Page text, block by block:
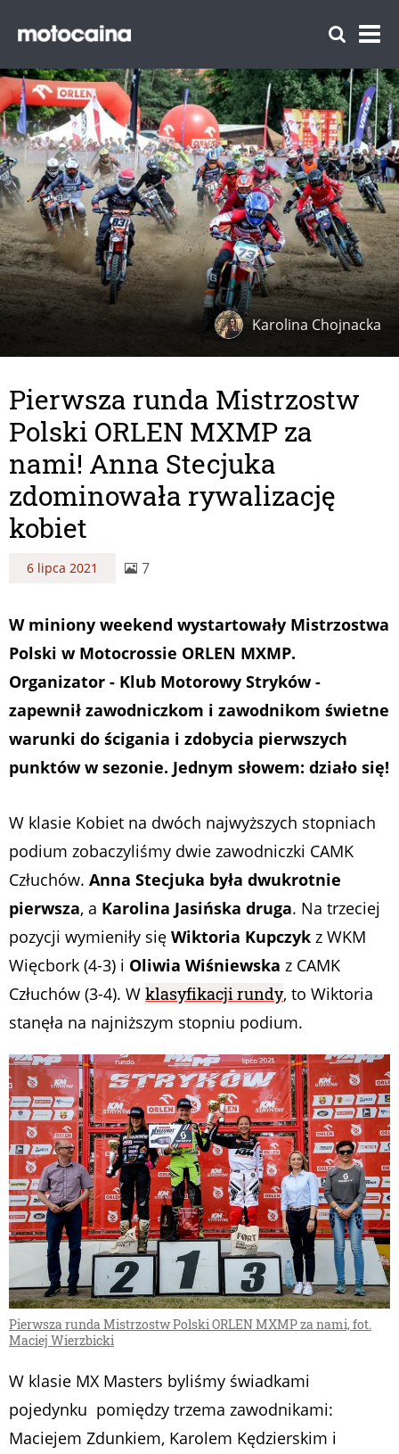
Karolina Chojnacka
Pierwsza runda Mistrzostw
Polski ORLEN MXMP za
nami! Anna Stecjuka
zdominowała rywalizację
kobiet
6 lipca 2021 7
W miniony weekend wystartowały Mistrzostwa
Polski w Motocrossie ORLEN MXMP.
Organizator - Klub Motorowy Stryków -
zapewnił zawodniczkom i zawodnikom świetne
warunki do ścigania i zdobycia pierwszych
punktów w sezonie. Jednym słowem: działo się!
W klasie Kobiet na dwóch najwyższych stopniach
podium zobaczyliśmy dwie zawodniczki CAMK
Człuchów. Anna Stecjuka była dwukrotnie
pierwsza, a Karolina Jasińska druga. Na trzeciej
pozycji wymieniły się Wiktoria Kupczyk z WKM
Więcbork (4-3) i Oliwia Wiśniewska z CAMK
Człuchów (3-4). W klasyfikacji rundy, to Wiktoria
stanęła na najniższym stopniu podium.
Pierwsza runda Mistrzostw Polski ORLEN MXMP za nami, fot.
Maciej Wierzbicki
W klasie MX Masters byliśmy świadkami
pojedynku pomiędzy trzema zawodnikami:
Maciejem Zdunkiem, Karolem Kędzierskim i